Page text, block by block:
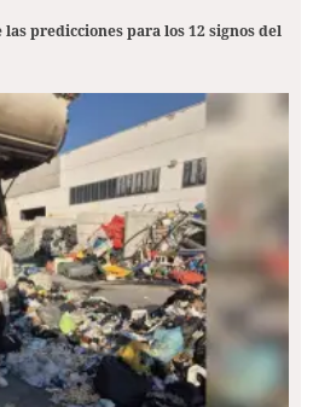
predicciones para los 12 signos del